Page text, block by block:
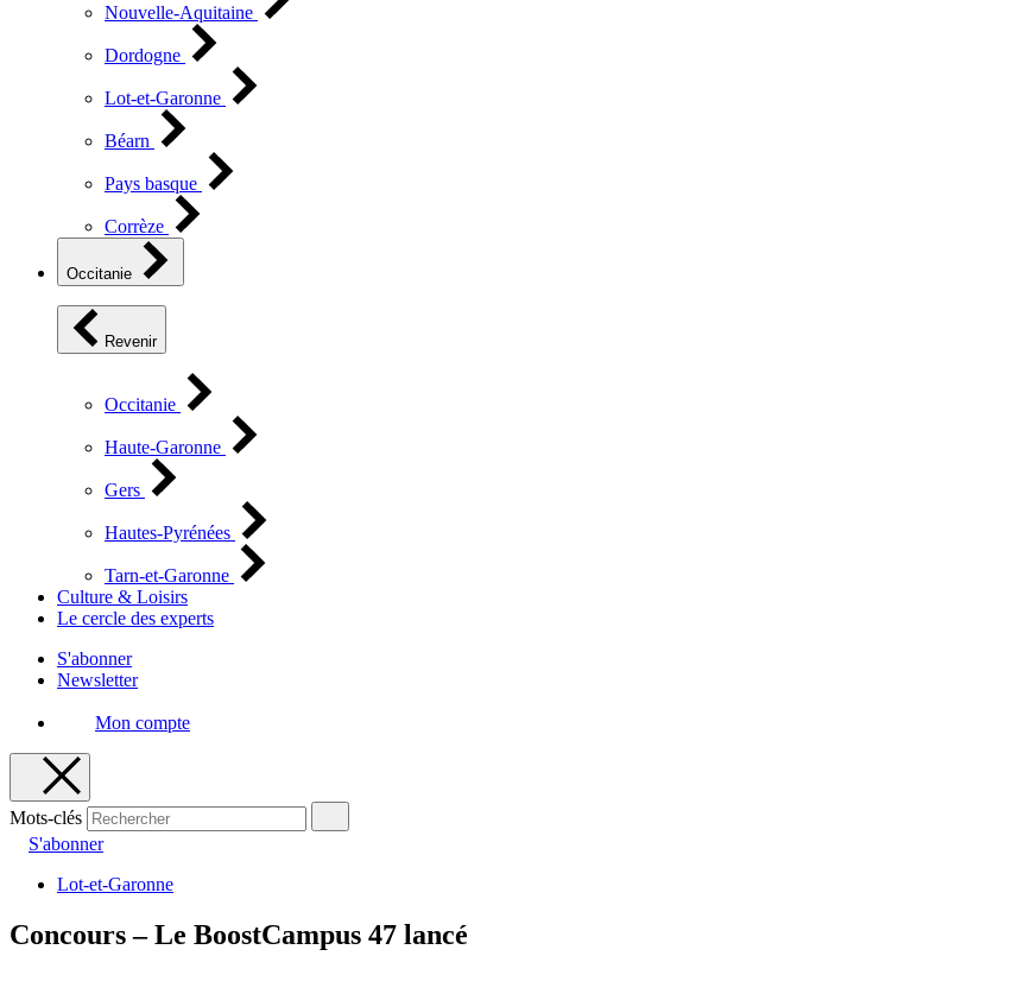
Nouvelle-Aquitaine
Dordogne
Lot-et-Garonne
Béarn
Pays basque
Corrèze
Occitanie
Revenir
Occitanie
Haute-Garonne
Gers
Hautes-Pyrénées
Tarn-et-Garonne
Culture & Loisirs
Le cercle des experts
S'abonner
Newsletter
Mon compte
Mots-clés
S'abonner
Lot-et-Garonne
Concours – Le BoostCampus 47 lancé